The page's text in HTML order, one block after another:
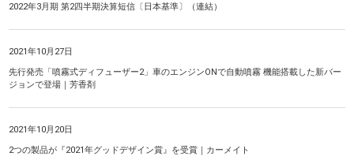
2022年3月期 第2四半期決算短信〔日本基準〕（連結）
2021年10月27日
先行発売「噴霧式ディフューザー2」車のエンジンONで自動噴霧 機能搭載した新バー
ジョンで登場｜芳香剤
2021年10月20日
2つの製品が『2021年グッドデザイン賞』を受賞｜カーメイト